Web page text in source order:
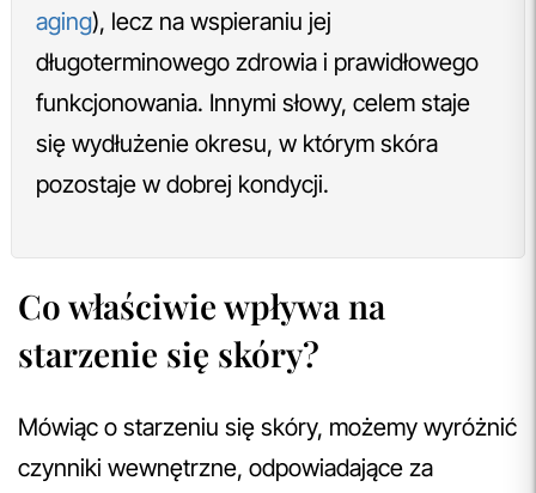
aging), lecz na wspieraniu jej
długoterminowego zdrowia i prawidłowego
funkcjonowania. Innymi słowy, celem staje
się wydłużenie okresu, w którym skóra
pozostaje w dobrej kondycji.
Co właściwie wpływa na
starzenie się skóry?
Mówiąc o starzeniu się skóry, możemy wyróżnić
czynniki wewnętrzne, odpowiadające za